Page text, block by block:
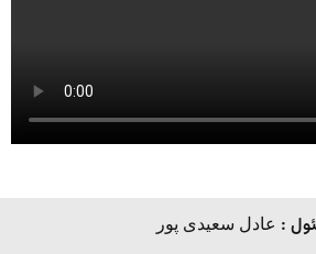
: عادل سعیدی پور